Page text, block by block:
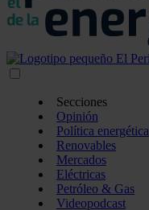
Secciones
Opinión
Política energética
Renovables
Mercados
Eléctricas
Petróleo & Gas
Videopodcast